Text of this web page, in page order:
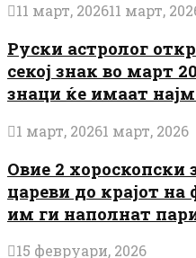
11 март, 202611 март,
Руски астролог
секој знак во март
знаци ќе имаат
1 март, 20261 март, 2026
Овие 2 хороскопски
цареви до крајот
им ги наполнат
15 февруари, 2026